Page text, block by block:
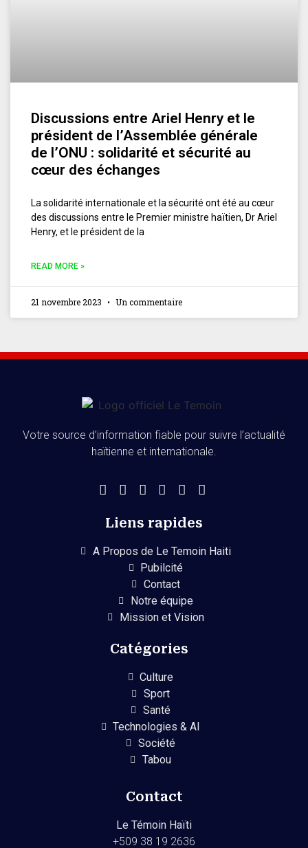
Discussions entre Ariel Henry et le
président de l’Assemblée générale
de l’ONU : solidarité et sécurité au
cœur des échanges
La solidarité internationale et la sécurité ont été au cœur
des discussions entre le Premier ministre haïtien, Dr Ariel
Henry, et le président de la
READ MORE »
21 novembre 2023 Un commentaire
Votre source d’information fiable pour suivre l’actualité
haïtienne et internationale.
Liens rapides
A Propos de Le Temoin Haiti
Pubilcité
Contact
Notre équipe
Mission et Vision
Catégories
Culture
Sport
Santé
Technologies & AI
Société
Tabou
Contact
Le Témoin Haïti
+509 38 19 2636